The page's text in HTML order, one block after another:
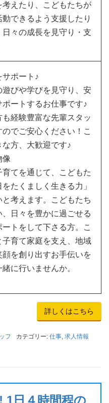
考えたり、こどもたちが
動できるよう支援したり
日々の成長を見守り・支
サポート♪
遊びや学びを見守り、安
ポートするお仕事です♪
も経験豊富な先輩スタッ
のでご安心ください！こ
な方、大歓迎です♪
像
てを通じて、こどもた
たくましく生きる力」
と考えます。こどもたち
、日々を豊かに過ごせる
ートをして下さる方。こ
子育て家庭を支え、地域
顔を創り出すお手伝いを
に行いませんか。
詳しくはこちら
フ カテゴリー: 仕事 求人情報
1日４時間程の